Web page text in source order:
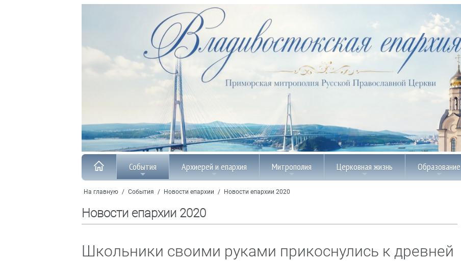
События Архиерей и епархия Митрополия Церковная жизнь Образование
На главную / События / Новости епархии / Новости епархии 2020
Новости епархии 2020
Школьники своими руками прикоснулись к древней